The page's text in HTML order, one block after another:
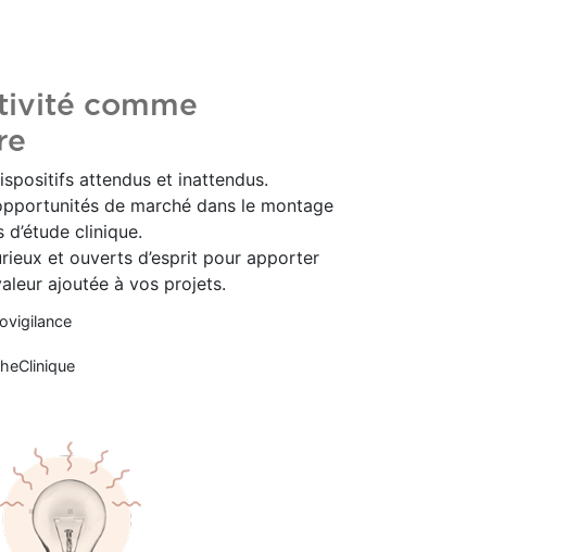
comme
attendus et inattendus.
de marché dans le montage
clinique.
et ouverts d’esprit pour apporter
ajoutée à vos projets.